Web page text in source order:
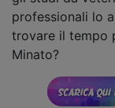
professionali lo
trovare il tempo
Minato?